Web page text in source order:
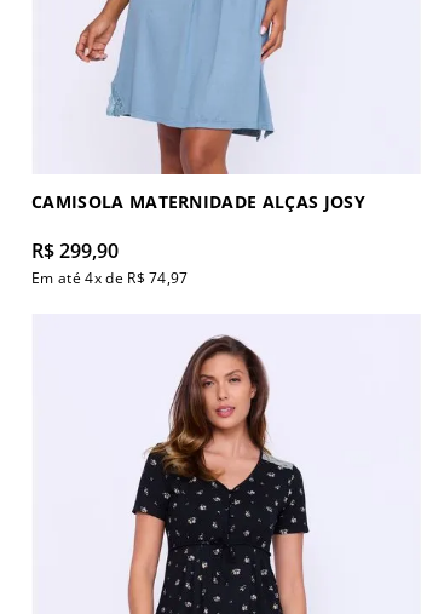
CAMISOLA MATERNIDADE ALÇAS JOSY
R$299,90
Em até4x de R$ 74,97